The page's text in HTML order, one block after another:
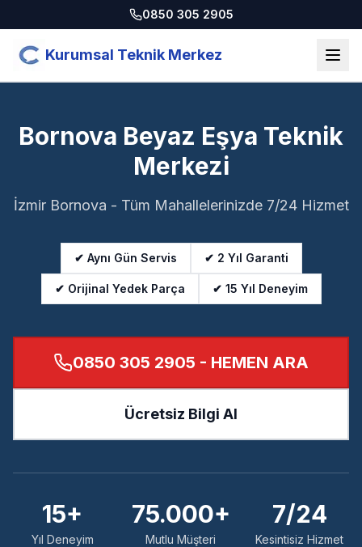
0850 305 2905
Kurumsal Teknik Merkez
Bornova Beyaz Eşya Teknik
Merkezi
İzmir Bornova - Tüm Mahallelerinizde 7/24 Hizmet
✔ Aynı Gün Servis ✔ 2 Yıl Garanti
✔ Orijinal Yedek Parça ✔ 15 Yıl Deneyim
0850 305 2905 - HEMEN ARA
Ücretsiz Bilgi Al
15+
Yıl Deneyim
75.000+
Mutlu Müşteri
7/24
Kesintisiz Hizmet